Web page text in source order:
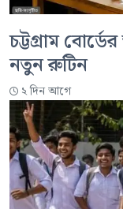
চট্টগ্রাম
নতুন রুটিন
২ দিন আগে